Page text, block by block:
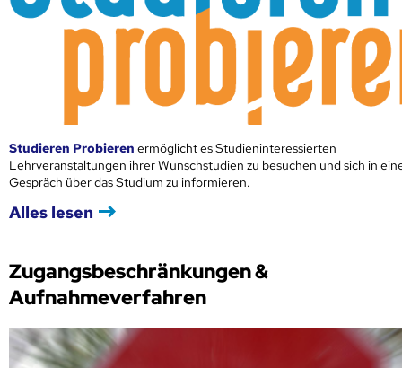
Studieren Probieren ermöglicht es Studieninteressierten
Lehrveranstaltungen ihrer Wunschstudien zu besuchen und sich in
Gespräch über das Studium zu informieren.
Alles lesen
Zugangsbeschränkungen &
Aufnahmeverfahren